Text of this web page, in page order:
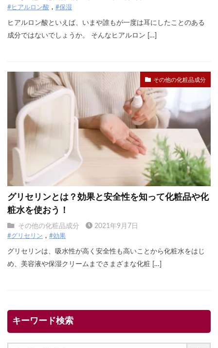
#ヒアルロン酸 #保湿
ヒアルロン酸といえば、いまや誰もが一度は耳にしたことのある
成分ではないでしょうか。 そんなヒアルロン […]
その他の化粧品成分
グリセリンとは？効果と安全性を知って化粧品や化
粧水を使おう！
その他の化粧品成分 2021年9月7日
#グリセリン #効果
グリセリンは、吸水性が高く安全性も高いことから化粧水をはじ
め、美容液や保湿クリームまでさまざまな化粧 […]
キーワード検索